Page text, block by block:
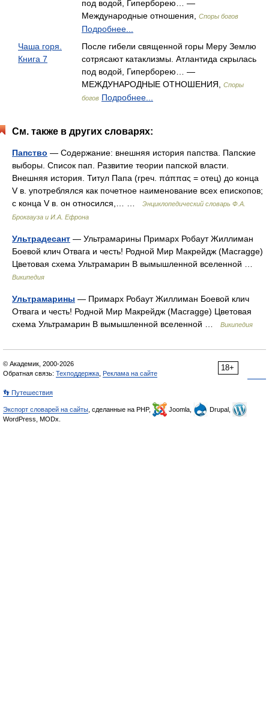
под водой, Гиперборею… —
Международные отношения,
Споры богов
Подробнее...
Чаша горя.
Книга 7
После гибели священной горы Меру Землю
сотрясают катаклизмы. Атлантида скрылась
под водой, Гиперборею… —
МЕЖДУНАРОДНЫЕ ОТНОШЕНИЯ,
Споры
богов Подробнее...
См. также в других словарях:
Папство — Содержание: внешняя история папства. Папские
выборы. Список пап. Развитие теории папской власти.
Внешняя история. Титул Папа (греч. πάππας = отец) до конца
V в. употреблялся как почетное наименование всех епископов;
с конца V в. он относился,… …
Энциклопедический словарь Ф.А.
Брокгауза и И.А. Ефрона
Ультрадесант — Ультрамарины Примарх Робаут Жиллиман
Боевой клич Отвага и честь! Родной Мир Макрейдж (Macragge)
Цветовая схема Ультрамарин В вымышленной вселенной …
Википедия
Ультрамарины — Примарх Робаут Жиллиман Боевой клич
Отвага и честь! Родной Мир Макрейдж (Macragge) Цветовая
схема Ультрамарин В вымышленной вселенной …
Википедия
18+
© Академик, 2000-2026
Обратная связь: Техподдержка Реклама на сайте
👣 Путешествия
Экспорт словарей на сайты , сделанные на PHP, Joomla,
Drupal,
WordPress, MODx.